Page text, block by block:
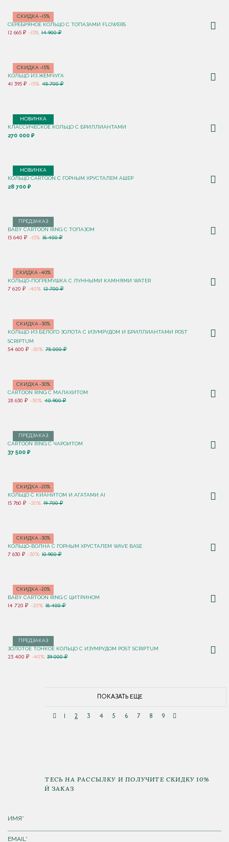
СКИДКА -15%
СЕРЕБРЯНОЕ КОЛЬЦО С ТОПАЗАМИ FLOWERS
12 665 ₽ -15% 14 900 ₽
СКИДКА -15%
КОЛЬЦО ИЗ ЖЕМЧУГА
41 395 ₽ -15% 48 700 ₽
НОВИНКА
КЛАССИЧЕСКОЕ КОЛЬЦО С БРИЛЛИАНТАМИ
270 000 ₽
НОВИНКА
КОЛЬЦО CARTOON C ГОРНЫМ ХРУСТАЛЕМ АШЕР
28 700 ₽
ПРЕДЗАКАЗ
BABY CARTOON RING С ТОПАЗОМ
15 640 ₽ -15% 18 400 ₽
СКИДКА -40%
КОЛЬЦО-ПОГРЕМУШКА С ЛУННЫМИ КАМНЯМИ WATER
7 620 ₽ -40% 12 700 ₽
СКИДКА -30%
КОЛЬЦО ИЗ БЕЛОГО ЗОЛОТА С ИЗУМРУДОМ И БРИЛЛИАНТАМИ POST
SCRIPTUM
54 600 ₽ -30% 78 000 ₽
СКИДКА -30%
CARTOON RING С МАЛАХИТОМ
28 630 ₽ -30% 40 900 ₽
ПРЕДЗАКАЗ
CARTOON RING С ЧАРОИТОМ
37 500 ₽
СКИДКА -20%
КОЛЬЦО С КИАНИТОМ И АГАТАМИ AI
15 760 ₽ -20% 19 700 ₽
СКИДКА -30%
КОЛЬЦО-ВОЛНА С ГОРНЫМ ХРУСТАЛЕМ WAVE BASE
7 630 ₽ -30% 10 900 ₽
СКИДКА -20%
BABY CARTOON RING С ЦИТРИНОМ
14 720 ₽ -20% 18 400 ₽
ПРЕДЗАКАЗ
ЗОЛОТОЕ ТОНКОЕ КОЛЬЦО С ИЗУМРУДОМ POST SCRIPTUM
23 400 ₽ -40% 39 000 ₽
ПОКАЗАТЬ ЕЩЕ
2 3 4 5 6 7 8 9
ПОДПИШИТЕСЬ НА РАССЫЛКУ И ПОЛУЧИТЕ СКИДКУ 10%
НА ПЕРВЫЙ ЗАКАЗ